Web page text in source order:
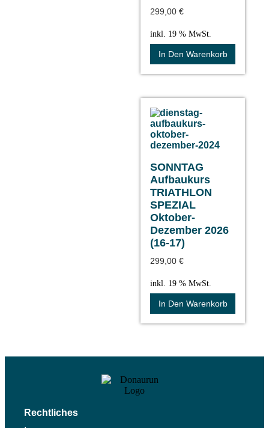
299,00 €
inkl. 19 % MwSt.
In Den Warenkorb
SONNTAG
Aufbaukurs
TRIATHLON
SPEZIAL
Oktober-
Dezember 2026
(16-17)
299,00 €
inkl. 19 % MwSt.
In Den Warenkorb
Rechtliches